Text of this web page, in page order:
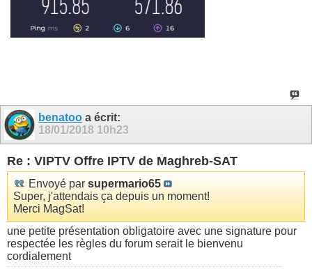
benatoo a écrit:
18/01/2018 10h23
Re : VIPTV Offre IPTV de Maghreb-SAT
Envoyé par supermario65
Super, j'attendais ça depuis un moment!
Merci MagSat!
une petite présentation obligatoire avec une signature pour
respectée les règles du forum serait le bienvenu
cordialement